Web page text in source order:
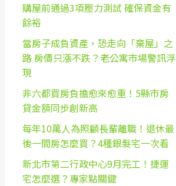
購屋前通過3項壓力測試 確保資金有
餘裕
當房子成負資產，恐走向「棄屋」之
路 房價只漲不跌？老公寓市場警訊浮
現
非六都買房負擔愈來愈重！5縣市房
貸金額同步創新高
每年10萬人為照顧長輩離職！退休最
後一間房怎麼買？4種銀髮宅一次看
新北市第二行政中心9月完工！捷運
宅怎麼選？專家點關鍵